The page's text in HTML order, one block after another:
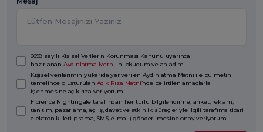
6698 sayılı Kişisel Verilerin Korunması Kanunu uyarınca
hazırlanan Aydınlatma Metni 'ni okudum ve anladım.
Kişisel verilerimin yukarıda yer verilen Aydınlatma Metni ile bu metin
temelinde oluşturulan Açık Rıza Metni’nde belirtilen amaçlarla
işlenmesine açık rıza veriyorum.
Florence Nightingale tarafından her türlü bilgilendirme, anket, reklam,
tanıtım, pazarlama, açılış, davet ve etkinlik süreçleriyle ilgili tarafıma ticari
elektronik ileti (arama, SMS, e-mail) gönderilmesine onay veriyorum.